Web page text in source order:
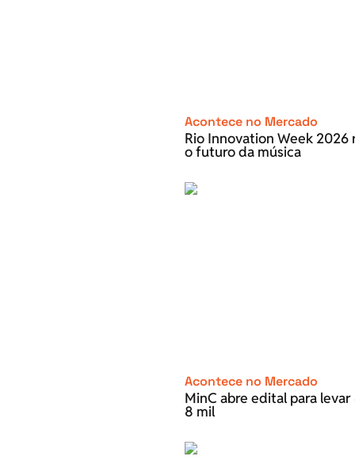
Acontece no Mercado
Rio Innovation Week 2026
o futuro da música
Acontece no Mercado
MinC abre edital para
8 mil